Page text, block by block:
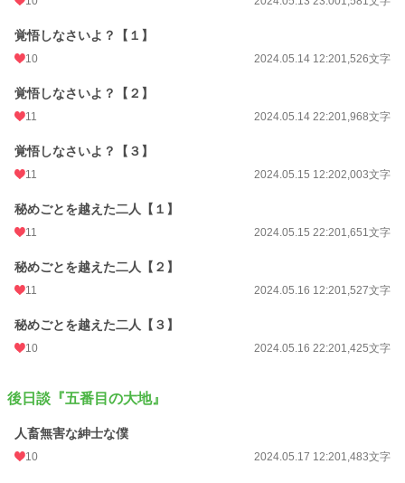
覚悟しなさいよ？【１】
10 2024.05.14 12:201,526文字
覚悟しなさいよ？【２】
11 2024.05.14 22:201,968文字
覚悟しなさいよ？【３】
11 2024.05.15 12:202,003文字
秘めごとを越えた二人【１】
11 2024.05.15 22:201,651文字
秘めごとを越えた二人【２】
11 2024.05.16 12:201,527文字
秘めごとを越えた二人【３】
10 2024.05.16 22:201,425文字
後日談『五番目の大地』
人畜無害な紳士な僕
10 2024.05.17 12:201,483文字